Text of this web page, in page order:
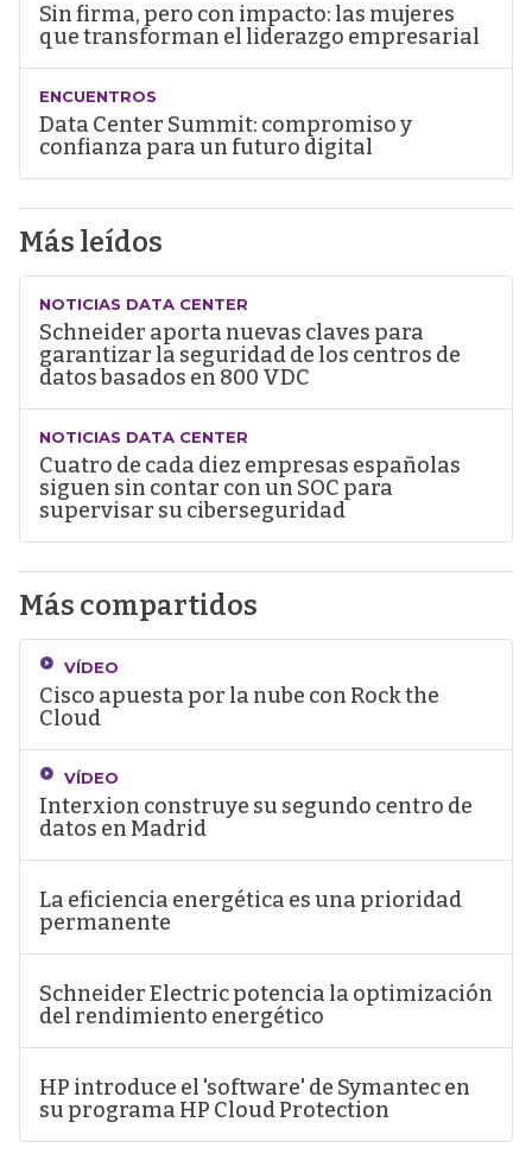
Sin firma, pero con impacto: las mujeres
que transforman el liderazgo empresarial
ENCUENTROS
Data Center Summit: compromiso y
confianza para un futuro digital
Más leídos
NOTICIAS DATA CENTER
Schneider aporta nuevas claves para
garantizar la seguridad de los centros de
datos basados en 800 VDC
NOTICIAS DATA CENTER
Cuatro de cada diez empresas españolas
siguen sin contar con un SOC para
supervisar su ciberseguridad
Más compartidos
VÍDEO
Cisco apuesta por la nube con Rock the
Cloud
VÍDEO
Interxion construye su segundo centro de
datos en Madrid
La eficiencia energética es una prioridad
permanente
Schneider Electric potencia la optimización
del rendimiento energético
HP introduce el 'software' de Symantec en
su programa HP Cloud Protection